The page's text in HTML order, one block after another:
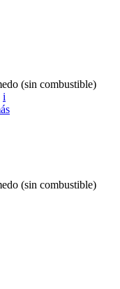
(sin combustible)
i
(sin combustible)